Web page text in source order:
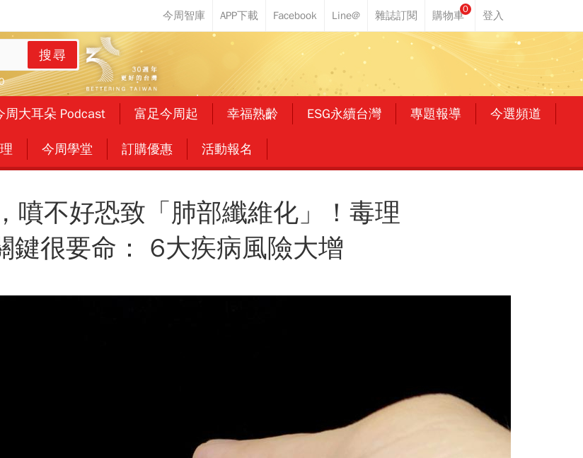
0
搜尋
周大耳朵 Podcast 富足今周起 幸福熟齡 ESG永續台灣 專題報導 今選頻道
今周學堂 訂購優惠 活動報名
噴不好恐致「肺部纖維化」！毒理
鍵很要命： 6大疾病風險大增